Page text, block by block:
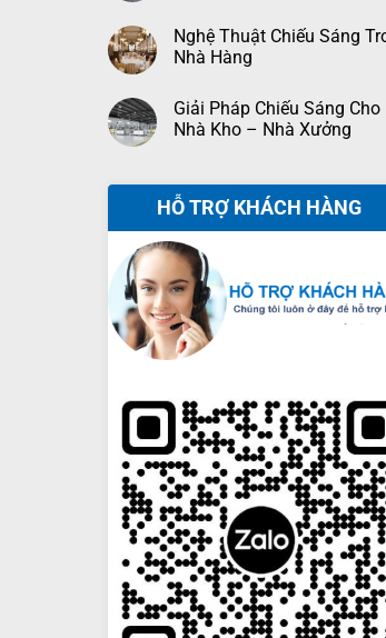
Nghệ Thuật Chiếu Sáng
Nhà Hàng
Giải Pháp Chiếu Sáng Cho
Nhà Kho – Nhà Xưởng
HỖ TRỢ KHÁCH HÀNG